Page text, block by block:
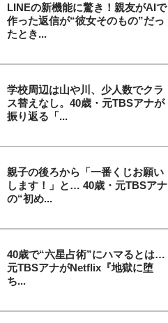
LINEの新機能に驚き！親友がAIで
作った返信が“彼女そのもの”だっ
たとき...
学校周辺は山や川、少人数でクラ
ス替えなし。40歳・元TBSアナが
振り返る「...
親子の後ろから「一番くじお願い
します！」と… 40歳・元TBSアナ
の“初め...
40歳で“六星占術”にハマるとは…
元TBSアナがNetflix『地獄に堕
ち...